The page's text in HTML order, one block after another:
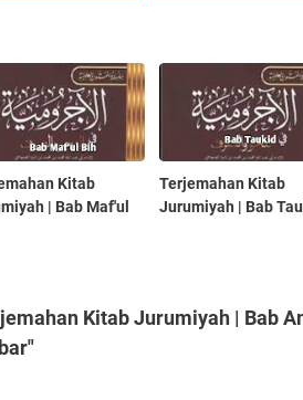
Kitab
| Bab Maf'ul
Terjemahan Kitab
Jurumiyah | Bab
Kitab Jurumiyah | Bab